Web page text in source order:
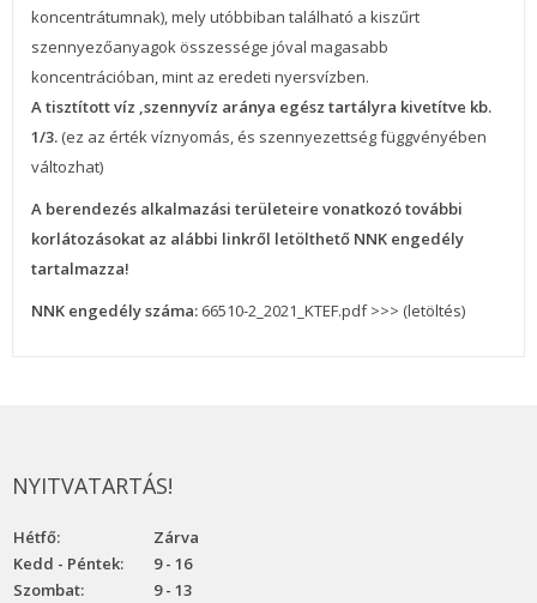
koncentrátumnak), mely utóbbiban található a kiszűrt
szennyezőanyagok összessége jóval magasabb
koncentrációban, mint az eredeti nyersvízben.
A tisztított víz ,szennyvíz aránya egész tartályra kivetítve kb.
1/3. (ez az érték víznyomás, és szennyezettség függvényében
változhat)
A berendezés alkalmazási területeire vonatkozó további
korlátozásokat az alábbi linkről letölthető NNK engedély
tartalmazza!
NNK engedély száma: 66510-2_2021_KTEF.pdf >>> (letöltés)
NYITVATARTÁS!
Hétfő:
Zárva
Kedd - Péntek:
9 - 16
Szombat:
9 - 13